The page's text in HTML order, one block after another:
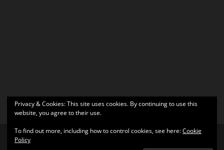
Privacy & Cookies: This site uses cookies. By continuing to use this
website, you agree to their use.
To find out more, including how to control cookies, see here:Cookie
Policy